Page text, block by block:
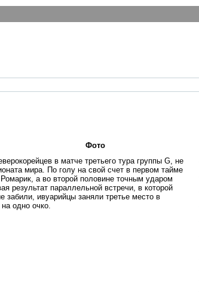
Фото
в матче третьего тура группы G, не
мира. По голу на свой счет в первом тайме
а во второй половине точным ударом
результат параллельной встречи, в которой
забили, ивуарийцы заняли третье место в
на одно очко.